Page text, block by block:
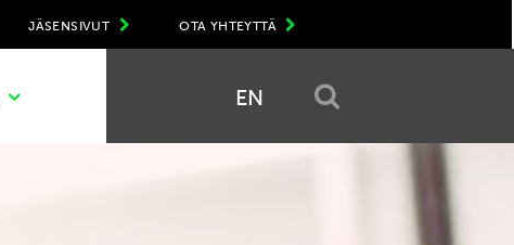
OTA YHTEYTTÄ
JÄSENSIVUT
EN